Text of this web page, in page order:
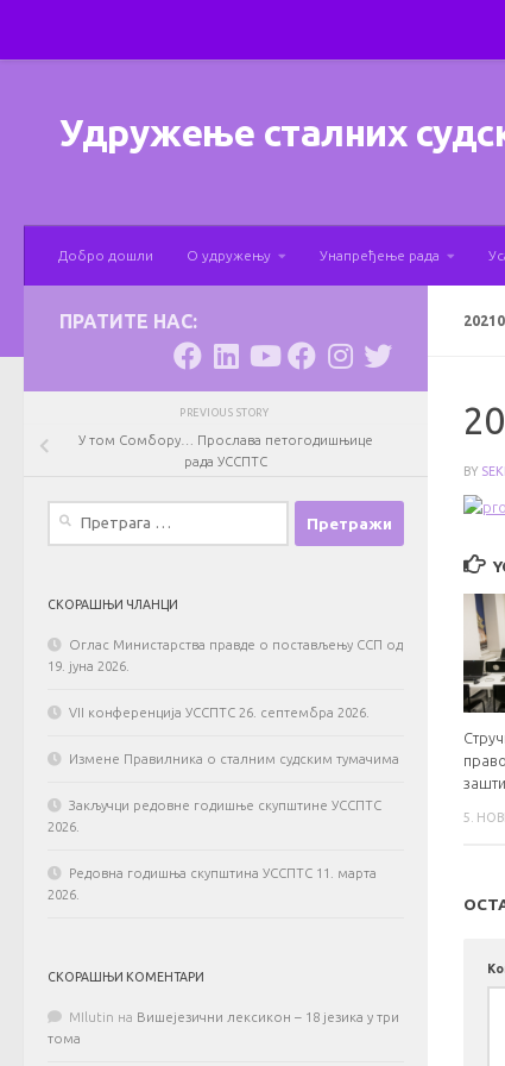
Удружење сталних
Добро дошли О удружењу Унапређење рада
BY
5.
ПРАТИТЕ НАС:
PREVIOUS STORY
У том Сомбору… Прослава петогодишњице
рада УССПТС
СКОРАШЊИ ЧЛАНЦИ
Оглас Министарства правде о постављењу ССП од
19. јуна 2026.
VII конференција УССПТС 26. септембра 2026.
Измене Правилника о сталним судским тумачима
Закључци редовне годишње скупштине УССПТС
2026.
Редовна годишња скупштина УССПТС 11. марта
2026.
СКОРАШЊИ КОМЕНТАРИ
MIlutin на Вишејезични лексикон – 18 језика у три
тома